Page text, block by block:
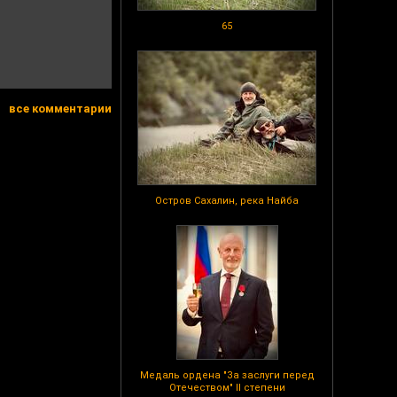
65
Остров Сахалин, река Найба
Медаль ордена "За заслуги перед
Отечеством" II степени
все комментарии